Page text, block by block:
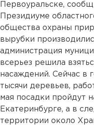
Первоуральске,
Президиуме
общества охраны
вырубки
администрация
всерьез решила
насаждений. Сейчас в
тысячи деревьев,
мая посадки пройдут
Екатеринбурге, а в
территории около